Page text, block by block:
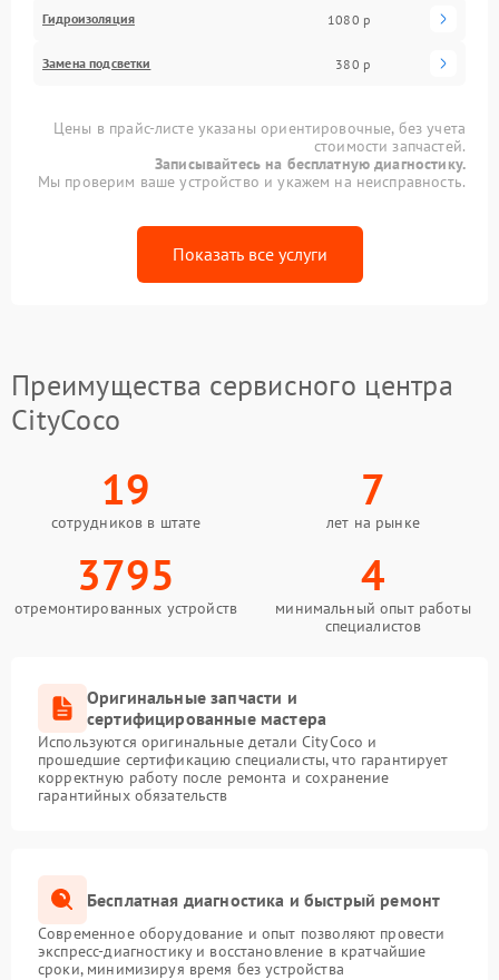
Гидроизоляция 1080 р
Замена подсветки 380 р
Цены в прайс-листе указаны ориентировочные, без учета
стоимости запчастей.
Записывайтесь на бесплатную диагностику.
Мы проверим ваше устройство и укажем на неисправность.
Показать все услуги
Преимущества сервисного центра
CityCoco
19
сотрудников в штате
7
лет на рынке
3795
отремонтированных устройств
4
минимальный опыт работы
специалистов
Оригинальные запчасти и
сертифицированные мастера
Используются оригинальные детали CityCoco и
прошедшие сертификацию специалисты, что гарантирует
корректную работу после ремонта и сохранение
гарантийных обязательств
Бесплатная диагностика и быстрый ремонт
Современное оборудование и опыт позволяют провести
экспресс-диагностику и восстановление в кратчайшие
сроки, минимизируя время без устройства